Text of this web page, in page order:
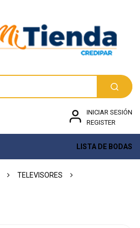
INICIAR SESIÓN
REGISTER
LISTA DE BODAS
TELEVISORES